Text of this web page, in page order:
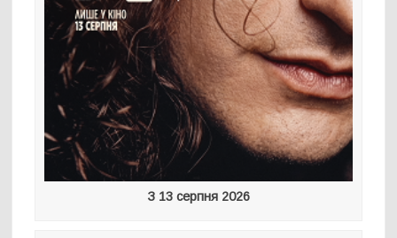
З 13 серпня 2026